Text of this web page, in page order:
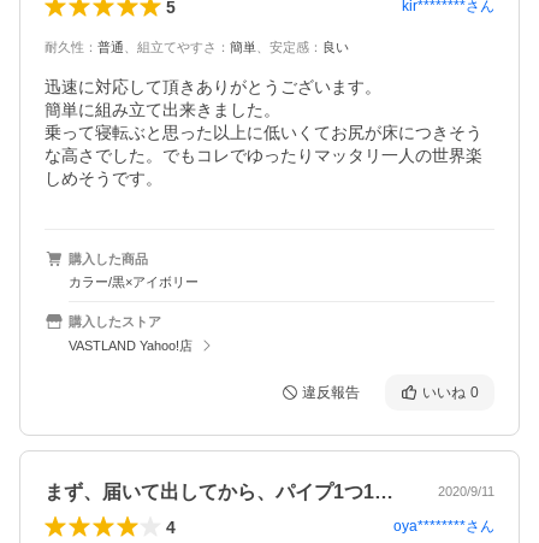
5 kir********さん
耐久性 ： 普通 組立てやすさ ： 簡単 安定感 ： 良い
迅速に対応して頂きありがとうございます。
簡単に組み立て出来きました。
乗って寝転ぶと思った以上に低いくてお尻が床につきそう
な高さでした。でもコレでゆったりマッタリ一人の世界楽
しめそうです。
購入した商品
カラー/黒×アイボリー
購入したストア
VASTLAND Yahoo!店
違反報告 いいね 0
まず、届いて出してから、パイプ1つ1つ… 2020/9/11
4 oya********さん